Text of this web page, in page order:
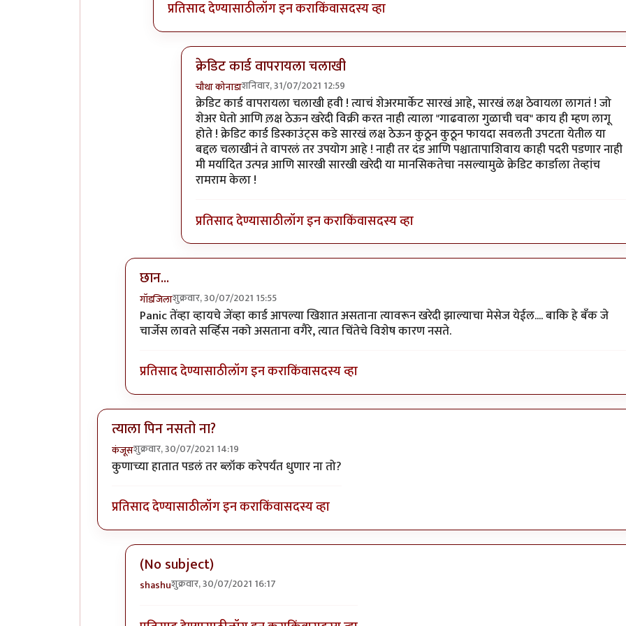
प्रतिसाद देण्यासाठीलॉग इन कराकिंवासदस्य व्हा
क्रेडिट कार्ड वापरायला चलाखी
चौथा कोनाडाशनिवार, 31/07/2021 12:59
In reply toमीसुद्धा तुमच्याच वर्गातलाbyshashu
क्रेडिट कार्ड वापरायला चलाखी हवी ! त्याचं शेअरमार्केट सारखं आहे, सारखं लक्ष ठेवायला लागतं ! जो
शेअर घेतो आणि ल़क्ष ठेऊन खरेदी विक्री करत नाही त्याला "गाढवाला गुळाची चव" काय ही म्हण लागू
होते ! क्रेडिट कार्ड डिस्काउंट्स कडे सारखं लक्ष ठेऊन कुठून कुठून फायदा सवलती उपटता येतील या
बद्दल चलाखीनं ते वापरलं तर उपयोग आहे ! नाही तर दंड आणि पश्चातापाशिवाय काही पदरी पडणार नाही
मी मर्यादित उत्पन्न आणि सारखी सारखी खरेदी या मानसिकतेचा नसल्यामुळे क्रेडिट कार्डाला तेव्हांच
रामराम केला !
प्रतिसाद देण्यासाठीलॉग इन कराकिंवासदस्य व्हा
छान...
गॉडजिलाशुक्रवार, 30/07/2021 15:55
In reply toत्याच्या कस्टमर सर्व्हिस शीbyविजुभाऊ
Panic तेंव्हा व्हायचे जेंव्हा कार्ड आपल्या खिशात असताना त्यावरून खरेदी झाल्याचा मेसेज येईल.... बाकि हे बँक जे
चार्जेस लावते सर्व्हिस नको असताना वगैरे, त्यात चिंतेचे विशेष कारण नसते.
प्रतिसाद देण्यासाठीलॉग इन कराकिंवासदस्य व्हा
त्याला पिन नसतो ना?
कंजूसशुक्रवार, 30/07/2021 14:19
कुणाच्या हातात पडलं तर ब्लॉक करेपर्यंत धुणार ना तो?
प्रतिसाद देण्यासाठीलॉग इन कराकिंवासदस्य व्हा
(No subject)
shashuशुक्रवार, 30/07/2021 16:17